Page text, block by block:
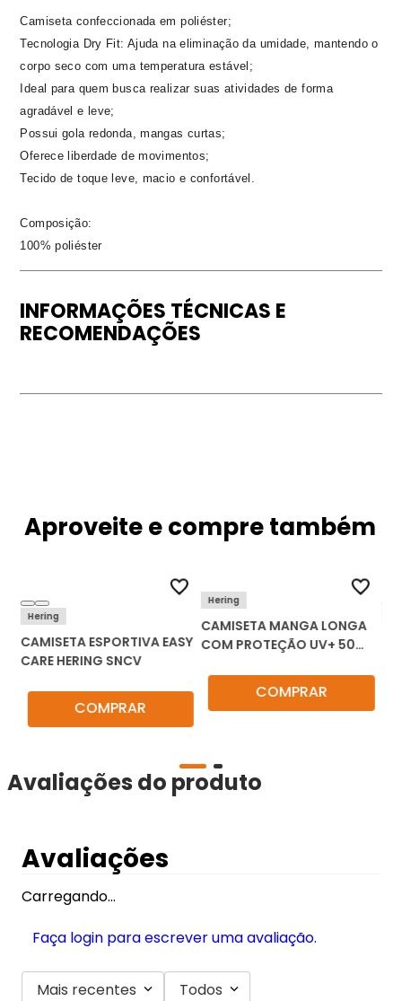
Camiseta confeccionada em poliéster;
Tecnologia Dry Fit: Ajuda na eliminação da umidade, mantendo o
corpo seco com uma temperatura estável;
Ideal para quem busca realizar suas atividades de forma
agradável e leve;
Possui gola redonda, mangas curtas;
Oferece liberdade de movimentos;
Tecido de toque leve, macio e confortável.
Composição:
100% poliéster
INFORMAÇÕES TÉCNICAS E
RECOMENDAÇÕES
Aproveite e compre também
Hering
CAMISETA ESPORTIVA EASY
CARE HERING SNCV
COMPRAR
Hering
CAMISETA MANGA LONGA
COM PROTEÇÃO UV+ 50
COMPRAR
Avaliações do produto
Avaliações
Carregando…
Faça login para escrever uma avaliação.
Mais recentes Todos